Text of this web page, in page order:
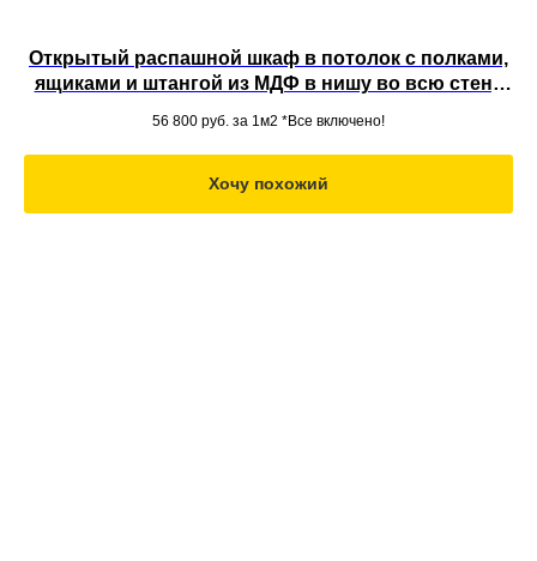
Открытый распашной шкаф в потолок с полками,
ящиками и штангой из МДФ в нишу во всю стену
56 800 руб. за 1м2 *Все включено!
Хочу похожий